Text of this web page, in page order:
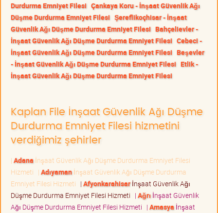
Durdurma Emniyet Filesi Çankaya Koru - İnşaat Güvenlik Ağı
Düşme Durdurma Emniyet Filesi Şereflikoçhisar - İnşaat
Güvenlik Ağı Düşme Durdurma Emniyet Filesi Bahçelievler -
İnşaat Güvenlik Ağı Düşme Durdurma Emniyet Filesi Cebeci -
İnşaat Güvenlik Ağı Düşme Durdurma Emniyet Filesi Beşevler
- İnşaat Güvenlik Ağı Düşme Durdurma Emniyet Filesi Etlik -
İnşaat Güvenlik Ağı Düşme Durdurma Emniyet Filesi
Kaplan File İnşaat Güvenlik Ağı Düşme
Durdurma Emniyet Filesi hizmetini
verdiğimiz şehirler
| Adana İnşaat Güvenlik Ağı Düşme Durdurma Emniyet Filesi
Hizmeti | Adıyamanİnşaat Güvenlik Ağı Düşme Durdurma
Emniyet Filesi Hizmeti | Afyonkarahisarİnşaat Güvenlik Ağı
Düşme Durdurma Emniyet Filesi Hizmeti | Ağrı İnşaat Güvenlik
Ağı Düşme Durdurma Emniyet Filesi Hizmeti | Amasya İnşaat